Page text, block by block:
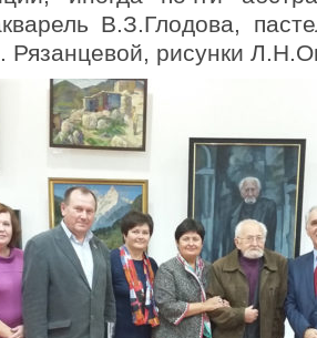
В.З.Глодова,
Рязан­це­вой, рисунки